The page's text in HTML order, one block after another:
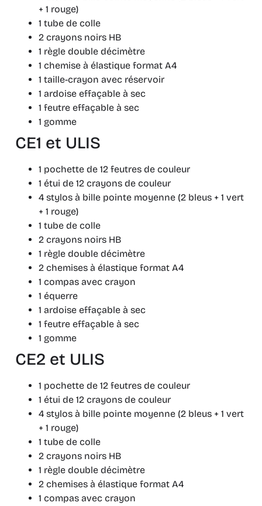
+ 1 rouge)
1 tube de colle
2 crayons noirs HB
1 règle double décimètre
1 chemise à élastique format A4
1 taille-crayon avec réservoir
1 ardoise effaçable à sec
1 feutre effaçable à sec
1 gomme
CE1 et ULIS
1 pochette de 12 feutres de couleur
1 étui de 12 crayons de couleur
4 stylos à bille pointe moyenne (2 bleus + 1 vert
+ 1 rouge)
1 tube de colle
2 crayons noirs HB
1 règle double décimètre
2 chemises à élastique format A4
1 compas avec crayon
1 équerre
1 ardoise effaçable à sec
1 feutre effaçable à sec
1 gomme
CE2 et ULIS
1 pochette de 12 feutres de couleur
1 étui de 12 crayons de couleur
4 stylos à bille pointe moyenne (2 bleus + 1 vert
+ 1 rouge)
1 tube de colle
2 crayons noirs HB
1 règle double décimètre
2 chemises à élastique format A4
1 compas avec crayon